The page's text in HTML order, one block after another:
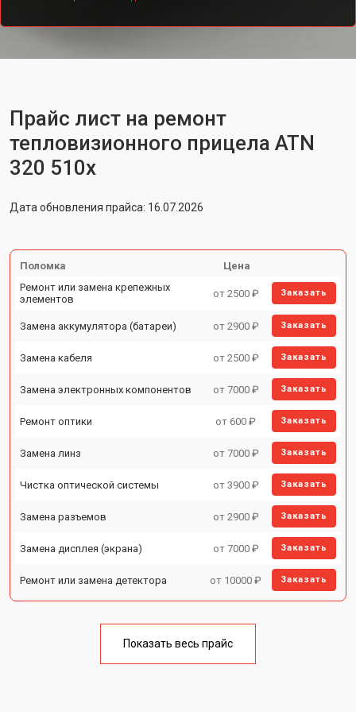
Прайс лист на ремонт
тепловизионного прицела ATN
320 510x
Дата обновления прайса: 16.07.2026
Поломка
Цена
Ремонт или замена крепежных
элементов
от 2500 ₽ Заказать
Замена аккумулятора (батареи) от 2900 ₽ Заказать
Замена кабеля от 2500 ₽ Заказать
Замена электронных компонентов от 7000 ₽ Заказать
Ремонт оптики от 600 ₽ Заказать
Замена линз от 7000 ₽ Заказать
Чистка оптической системы от 3900 ₽ Заказать
Замена разъемов от 2900 ₽ Заказать
Замена дисплея (экрана) от 7000 ₽ Заказать
Ремонт или замена детектора от 10000 ₽ Заказать
Показать весь прайс